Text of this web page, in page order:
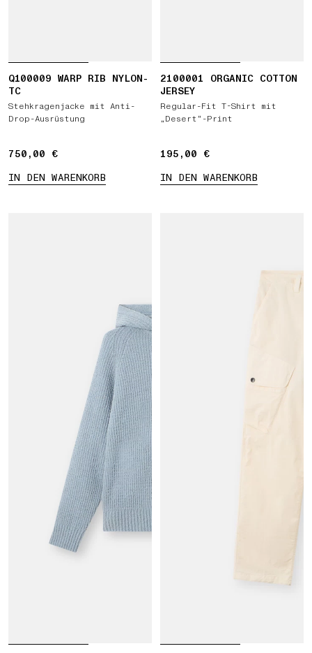
Q100009 WARP RIB NYLON-
TC
Stehkragenjacke mit Anti-
Drop-Ausrüstung
750,00 €
750,00 €
IN DEN WARENKORB
2100001 ORGANIC COTTON
JERSEY
Regular-Fit T-Shirt mit
„Desert“-Print
195,00 €
195,00 €
IN DEN WARENKORB